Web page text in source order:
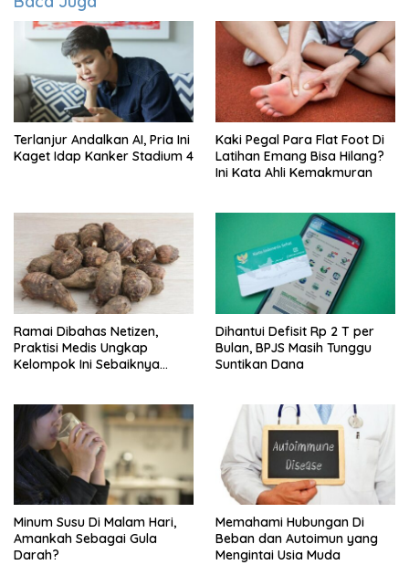
Terlanjur Andalkan AI, Pria Ini
Kaget Idap Kanker Stadium 4
Kaki Pegal Para Flat Foot Di
Latihan Emang Bisa Hilang?
Ini Kata Ahli Kemakmuran
Ramai Dibahas Netizen,
Praktisi Medis Ungkap
Kelompok Ini Sebaiknya
Dihantui Defisit Rp 2 T per
Bulan, BPJS Masih Tunggu
Suntikan Dana
Minum Susu Di Malam Hari,
Amankah Sebagai Gula
Darah?
Memahami Hubungan Di
Beban dan Autoimun yang
Mengintai Usia Muda